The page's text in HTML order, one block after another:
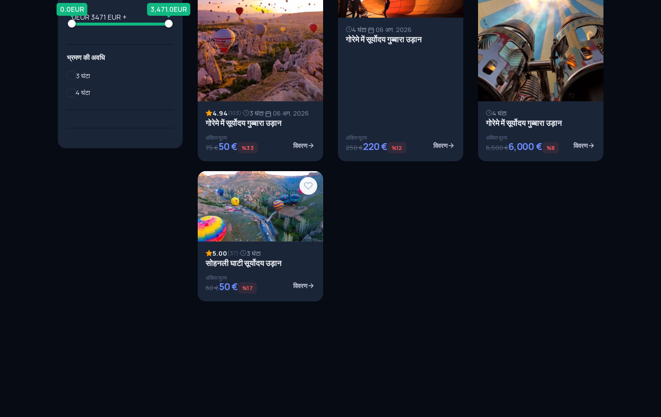
0EUR 3471 EUR +
0.0EUR 3,471.0EUR
भ्रमण की अवधि
3 घंटा
4 घंटा
4.94(103) 3 घंटा 06 अग. 2026
गोरेमे में सूर्योदय गुब्बारा उड़ान
अंकित मूल्य
75 €50 € %33 विवरण
4 घंटा 06 अग. 2026
गोरेमे में सूर्योदय गुब्बारा उड़ान
अंकित मूल्य
250 €220 € %12 विवरण
4 घंटा
गोरेमे में सूर्योदय गुब्बारा उड़ान
अंकित मूल्य
6,500 €6,000 € %8 विवरण
5.00(37) 3 घंटा
सोहनली घाटी सूर्योदय उड़ान
अंकित मूल्य
60 €50 € %17 विवरण